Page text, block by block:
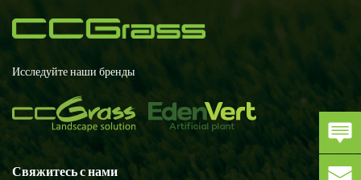
Исследуйте наши бренды
Свяжитесь с нами